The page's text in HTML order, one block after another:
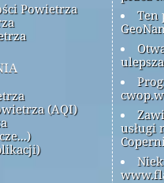
Powietrza
(AQI)
Ten
usługi